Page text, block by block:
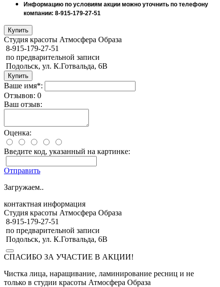
Информацию по условиям акции можно уточнить по телефону
компании: 8-915-179-27-51
Студия красоты Атмосфера Образа
8-915-179-27-51
по предварительной записи
Подольск, ул. К.Готвальда, 6В
Ваше имя*:
Отзывов: 0
Ваш отзыв:
Оценка:
Введите код, указанный на картинке:
Отправить
Загружаем..
контактная информация
Студия красоты Атмосфера Образа
8-915-179-27-51
по предварительной записи
Подольск, ул. К.Готвальда, 6В
СПАСИБО ЗА УЧАСТИЕ В АКЦИИ!
Чистка лица, наращивание, ламинирование ресниц и не
только в студии красоты Атмосфера Образа